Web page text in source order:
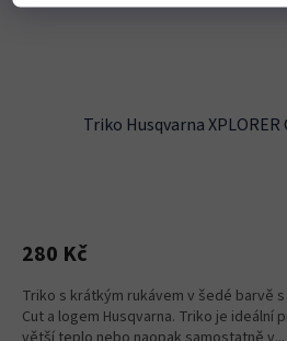
Triko Husqvarna XPLORER
280 Kč
Triko s krátkým rukávem v šedé barvě
Cut a logem Husqvarna. Triko je ideální